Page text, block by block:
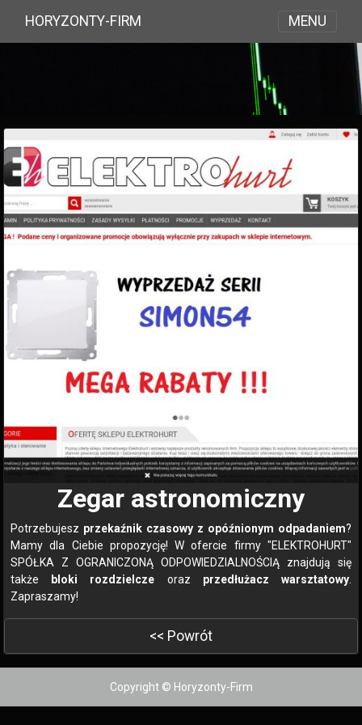
HORYZONTY-FIRM MENU
Zegar astronomiczny
Potrzebujesz przekaźnik czasowy z opóźnionym odpadaniem?
Mamy dla Ciebie propozycję! W ofercie firmy "ELEKTROHURT"
SPÓŁKA Z OGRANICZONĄ ODPOWIEDZIALNOŚCIĄ znajdują się
także
bloki rozdzielcze oraz przedłużacz warsztatowy.
Zapraszamy!
<< Powrót
Copyright © Horyzonty-Firm